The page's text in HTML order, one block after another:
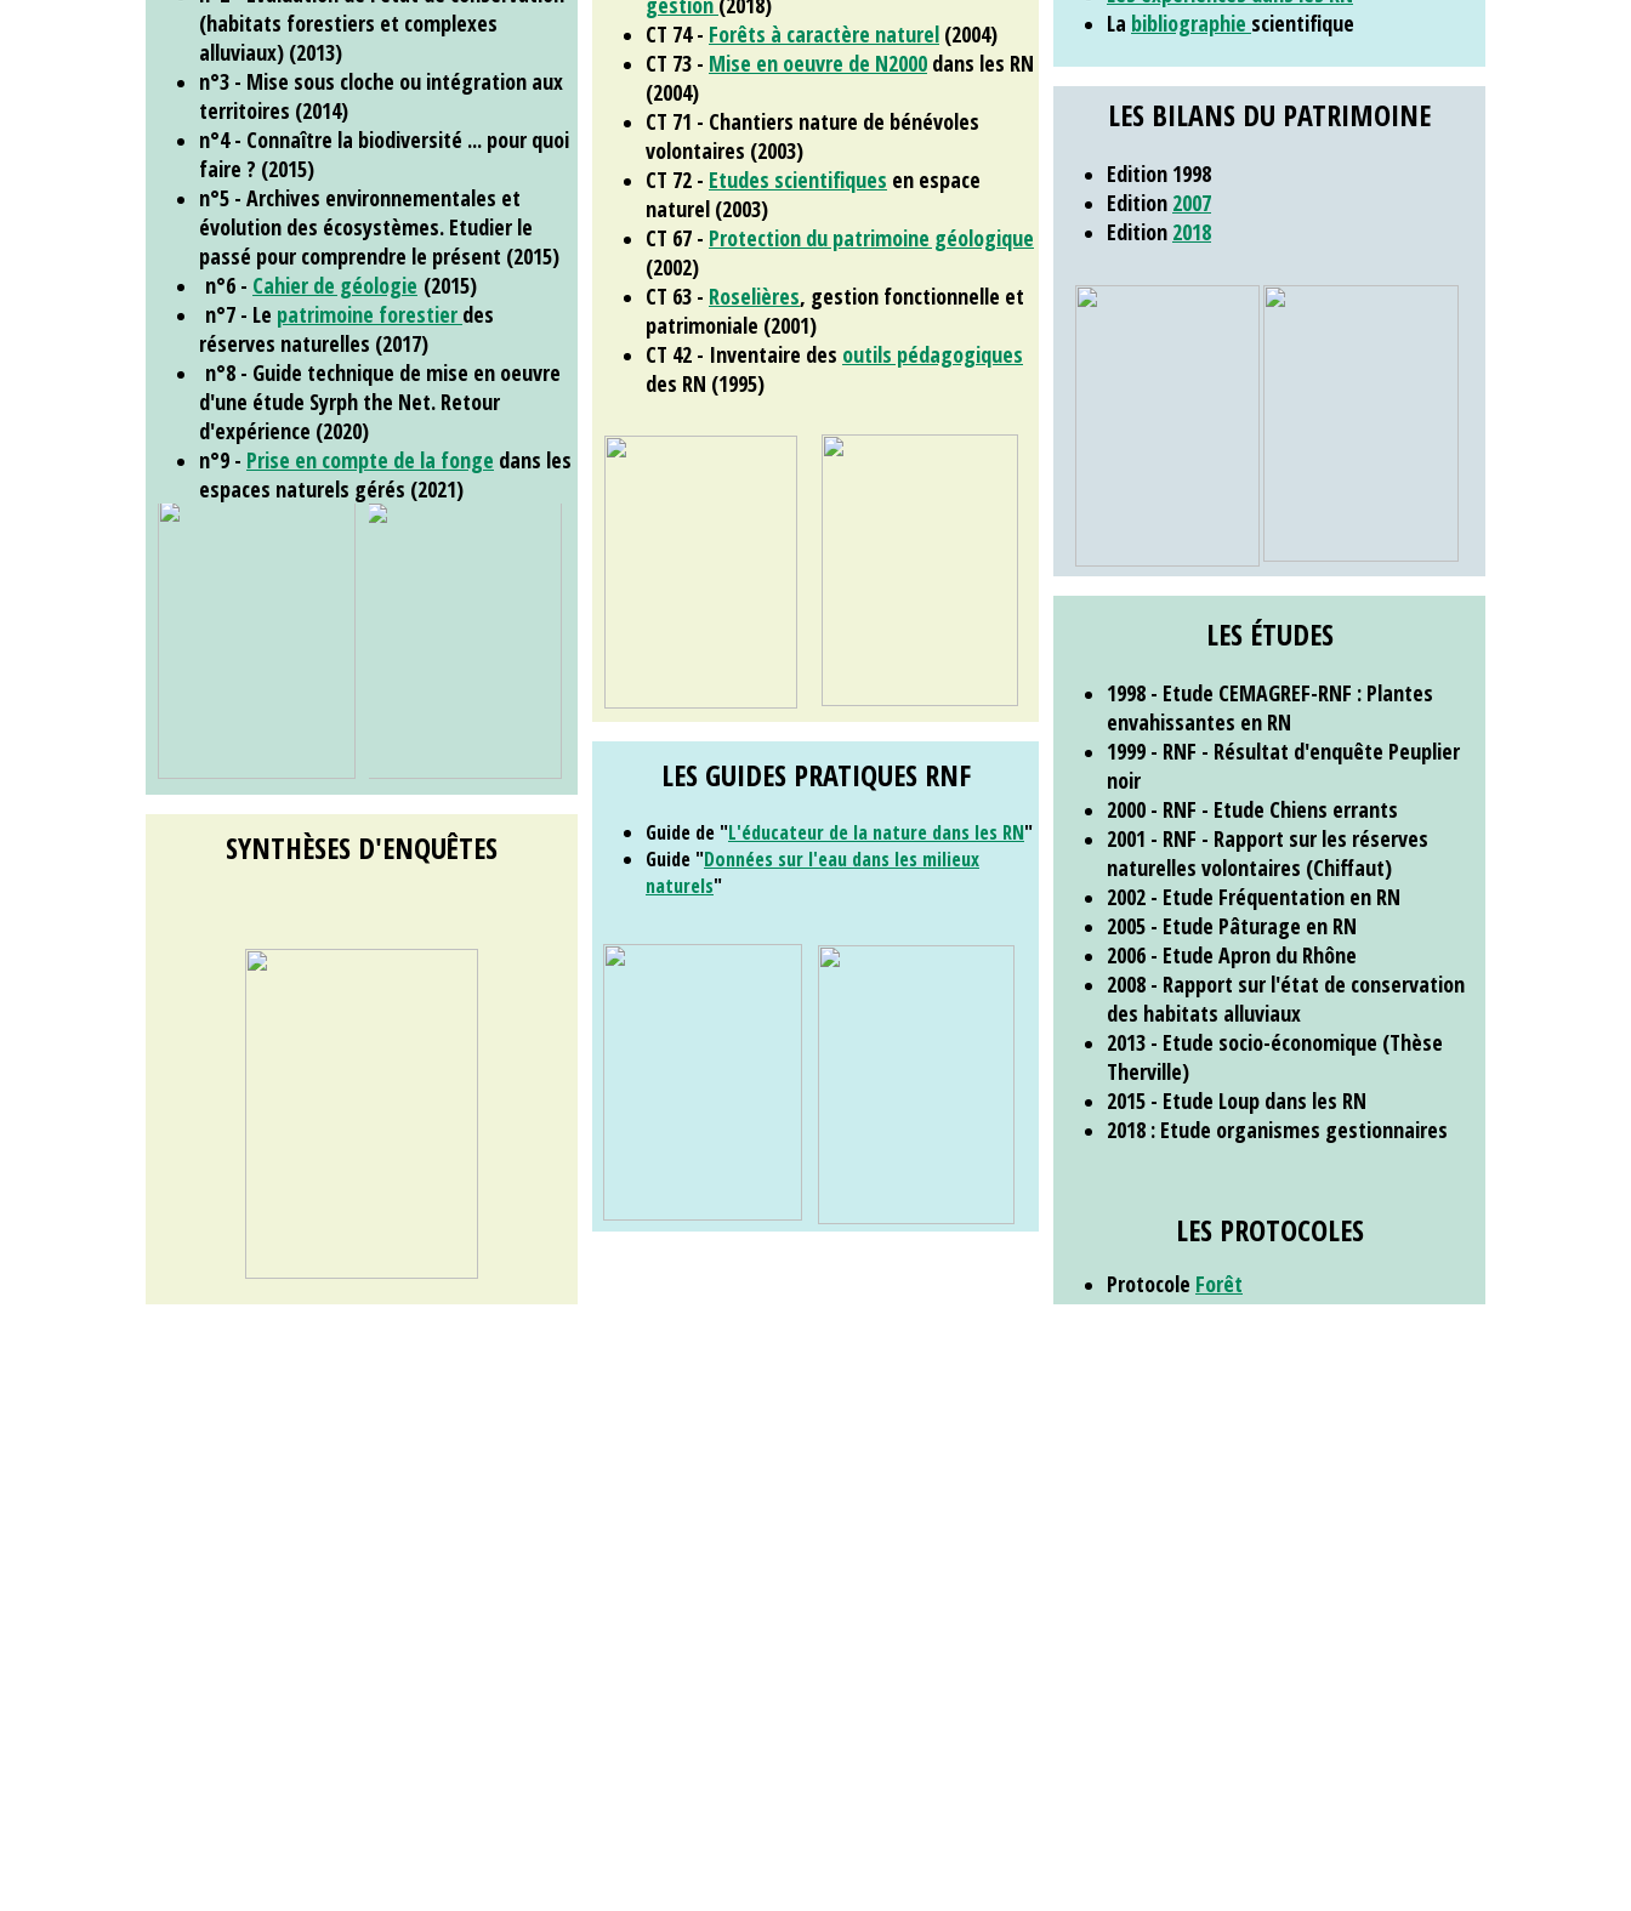
(habitats forestiers et complexes
alluviaux) (2013)
n°3 - Mise sous cloche ou intégration aux
territoires (2014)
n°4 - Connaître la biodiversité ... pour quoi
faire ? (2015)
n°5 - Archives environnementales et
évolution des écosystèmes. Etudier le
passé pour comprendre le présent (2015)
n°6 - Cahier de géologie (2015)
n°7 - Le patrimoine forestier des
réserves naturelles (2017)
n°8 - Guide technique de mise en oeuvre
d'une étude Syrph the Net. Retour
d'expérience (2020)
n°9 - Prise en compte de la fonge dans les
espaces naturels gérés (2021)
CT 74 - Forêts à caractère naturel (2004)
CT 73 - Mise en oeuvre de N2000 dans les RN
(2004)
CT 71 - Chantiers nature de bénévoles
volontaires (2003)
CT 72 - Etudes scientifiques en espace
naturel (2003)
CT 67 - Protection du patrimoine géologique
(2002)
CT 63 - Roselières, gestion fonctionnelle et
patrimoniale (2001)
CT 42 - Inventaire des outils pédagogiques
des RN (1995)
La bibliographie scientifique
LES BILANS DU PATRIMOINE
Edition 1998
Edition 2007
Edition 2018
LES ÉTUDES
1998 - Etude CEMAGREF-RNF : Plantes
envahissantes en RN
1999 - RNF - Résultat d'enquête Peuplier
noir
2000 - RNF - Etude Chiens errants
2001 - RNF - Rapport sur les réserves
naturelles volontaires (Chiffaut)
2002 - Etude Fréquentation en RN
2005 - Etude Pâturage en RN
2006 - Etude Apron du Rhône
2008 - Rapport sur l'état de conservation
des habitats alluviaux
2013 - Etude socio-économique (Thèse
Therville)
2015 - Etude Loup dans les RN
2018 : Etude organismes gestionnaires
LES PROTOCOLES
Protocole Forêt
ProtocoleLépido
LES GUIDES PRATIQUES RNF
Guide de "L'éducateur de la nature dans les RN"
Guide "Données sur l'eau dans les milieux
naturels"
SYNTHÈSES D'ENQUÊTES